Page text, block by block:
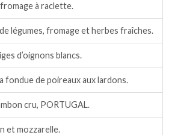
à raclette.
légumes, fromage et herbes fraîches.
d’oignons blancs.
fondue de poireaux aux lardons.
cru, PORTUGAL.
et mozzarelle.